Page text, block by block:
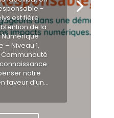
-
est fière
de la
– Niveau 1,
notre
faveur d’un...